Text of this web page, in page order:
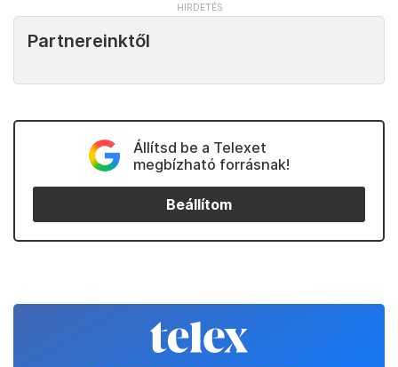
Partnereinktől
Állítsd be a Telexet
megbízható forrásnak!
Beállítom